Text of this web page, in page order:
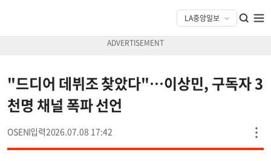
"드디어 데뷔조 찾았다"…이상민, 구독자 3
천명 채널 폭파 선언
OSEN 2026.07.08 17:42